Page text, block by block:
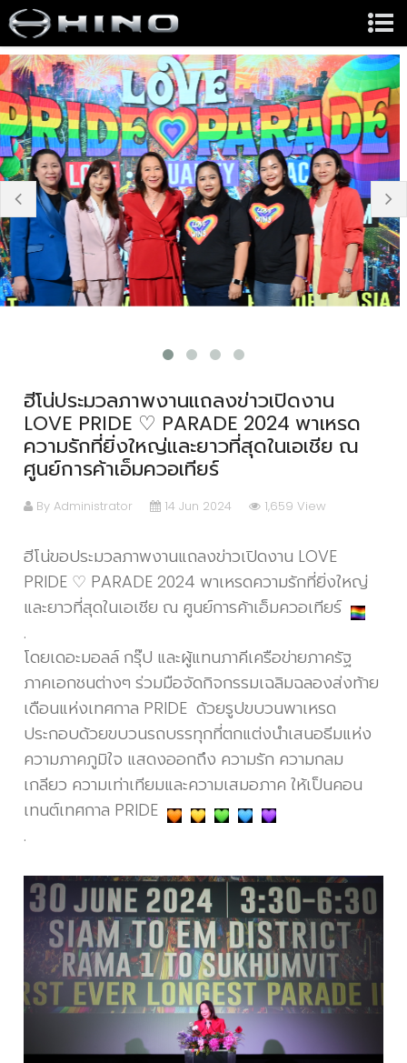
prev
ฮีโน่ประมวลภาพงานแถลงข่าวเปิดงาน
LOVE PRIDE ♡ PARADE 2024 พาเหรด
ความรักที่ยิ่งใหญ่และยาวที่สุดในเอเชีย ณ
ศูนย์การค้าเอ็มควอเทียร์
By Administrator 14 Jun 2024 1,659 View
ฮีโน่ขอประมวลภาพงานแถลงข่าวเปิดงาน LOVE
PRIDE ♡ PARADE 2024 พาเหรดความรักที่ยิ่งใหญ่
และยาวที่สุดในเอเชีย ณ ศูนย์การค้าเอ็มควอเทียร์
.
โดยเดอะมอลล์ กรุ๊ป และผู้แทนภาคีเครือข่ายภาครัฐ
ภาคเอกชนต่างๆ ร่วมมือจัดกิจกรรมเฉลิมฉลองส่งท้าย
เดือนแห่งเทศกาล PRIDE ด้วยรูปขบวนพาเหรด
ประกอบด้วยขบวนรถบรรทุกที่ตกแต่งนำเสนอธีมแห่ง
ความภาคภูมิใจ แสดงออกถึง ความรัก ความกลม
เกลียว ความเท่าเทียมและความเสมอภาค ให้เป็นคอน
เทนต์เทศกาล PRIDE
.